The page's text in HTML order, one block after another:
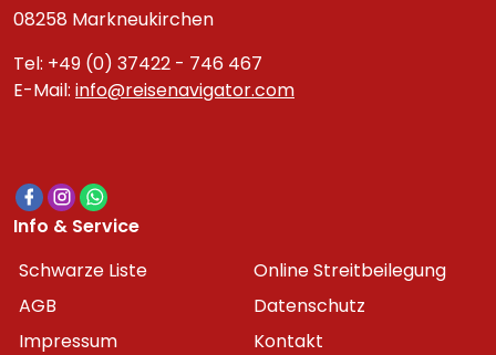
08258 Markneukirchen
Tel: +49 (0) 37422 - 746 467
E-Mail: info@reisenavigator.com
Info & Service
Schwarze Liste
Online Streitbeilegung
AGB
Datenschutz
Impressum
Kontakt